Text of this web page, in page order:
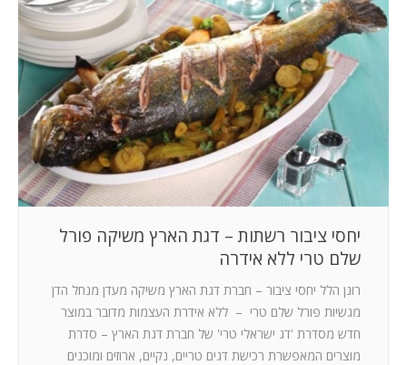
חדר חדשות
המלצות
ניהול מוניטין
צור קשר
יחסי ציבור רשתות – דגת הארץ משיקה פורל
שלם טרי ללא אידרה
רונן הלל יחסי ציבור – חברת דגת הארץ משיקה מעדן מנחל הדן
מגשיות פורל שלם טרי – ללא אידרת העצמות מדובר במוצר
חדש מסדרת 'דג ישראלי טרי' של חברת דגת הארץ – סדרת
מוצרים המאפשרת רכישת דגים טריים, נקיים, ארוזים ומוכנים